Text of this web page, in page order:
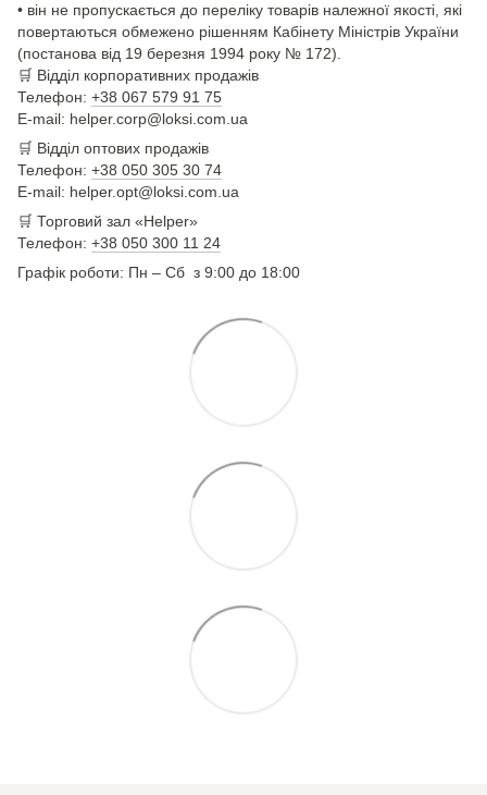
• він не пропускається до переліку товарів належної якості, які
повертаються обмежено рішенням Кабінету Міністрів України
(постанова від 19 березня 1994 року № 172).
🛒 Відділ корпоративних продажів
Телефон: +38 067 579 91 75
E-mail: helper.corp@loksi.com.ua
🛒 Відділ оптових продажів
Телефон: +38 050 305 30 74
E-mail: helper.opt@loksi.com.ua
🛒 Торговий зал «Helper»
Телефон: +38 050 300 11 24
Графік роботи: Пн – Сб з 9:00 до 18:00